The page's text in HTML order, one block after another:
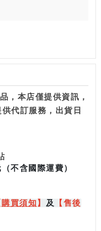
，本店僅提供資訊，
代訂服務，出貨日
（不含國際運費）
購買須知 】 及
【售後